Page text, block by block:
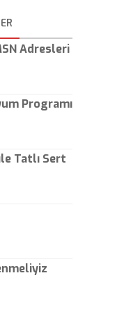
- Kayhan
Adresleri
Programı
Tatlı Sert